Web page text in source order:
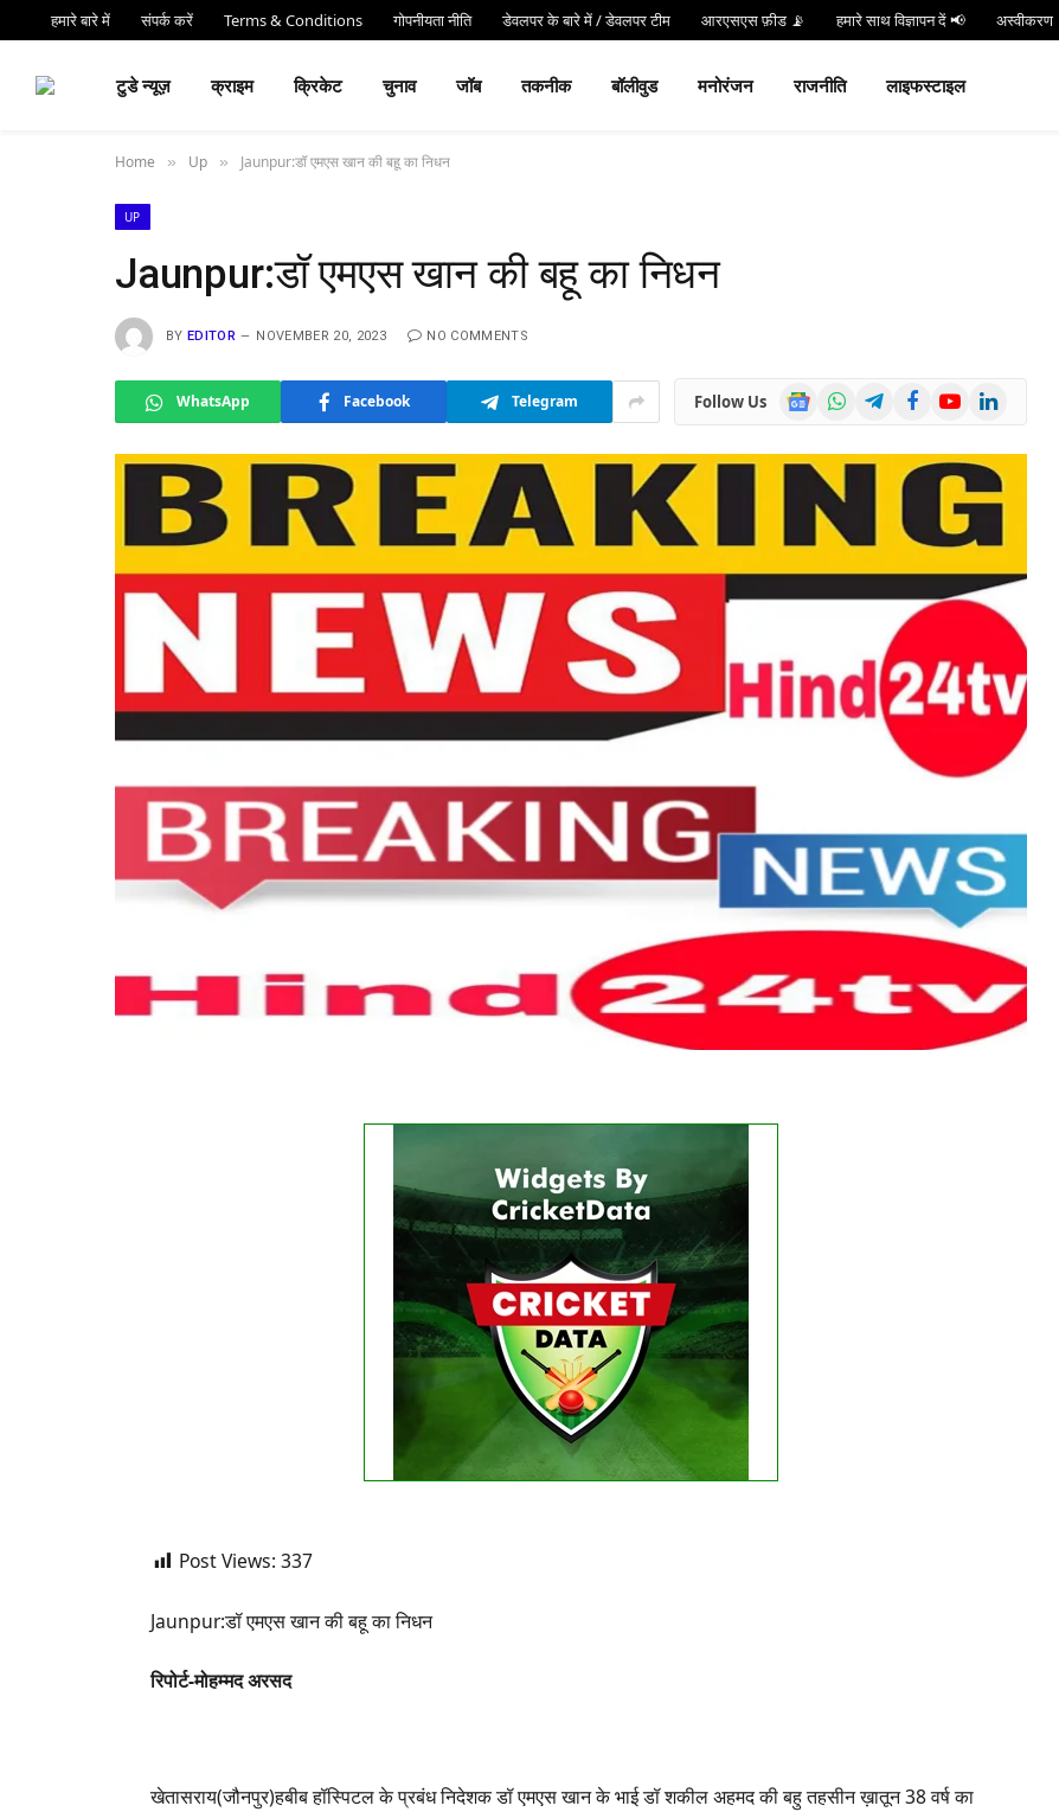
हमारे बारे में संपर्क करें Terms & Conditions गोपनीयता नीति डेवलपर के बारे में / डेवलपर टीम आरएसएस फ़ीड 📡 हमारे साथ विज्ञापन दें 📢 अस्वीकरण
टुडे न्यूज़ क्राइम क्रिकेट चुनाव जॉब तकनीक बॉलीवुड मनोरंजन राजनीति लाइफस्टाइल
Home » Up » Jaunpur:डॉ एमएस खान की बहू का निधन
UP
Jaunpur:डॉ एमएस खान की बहू का निधन
BY EDITOR NOVEMBER 20, 2023 NO COMMENTS
WhatsApp Facebook Telegram Follow Us
Google
News
WhatsAppTelegramFacebookYouTubeLinkedIn
FIXTURE
No live matches found.
See recent results
See fixtures
Post Views: 337
Jaunpur:डॉ एमएस खान की बहू का निधन
रिपोर्ट-मोहम्मद अरसद
खेतासराय(जौनपुर)हबीब हॉस्पिटल के प्रबंध निदेशक डॉ एमएस खान के भाई डॉ शकील अहमद की बहु तहसीन ख़ातून 38 वर्ष का
⏰ देर न करेंHind 24 TV App डाउनलोड करें और पाएं Live Breaking News!